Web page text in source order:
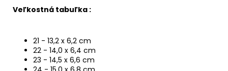
Veľkostná tabuľka :
21 - 13,2 x 6,2 cm
22 - 14,0 x 6,4 cm
23 - 14,5 x 6,6 cm